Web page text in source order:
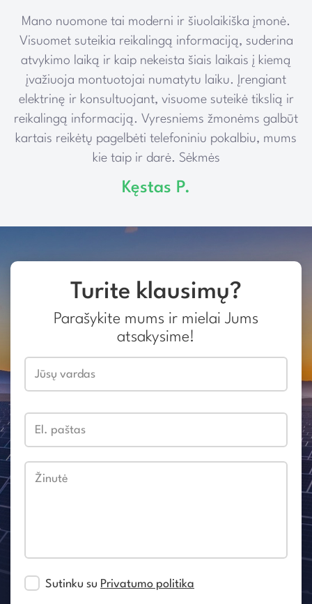
Mano nuomone tai moderni ir šiuolaikiška įmonė.
Visuomet suteikia reikalingą informaciją, suderina
atvykimo laiką ir kaip nekeista šiais laikais į kiemą
įvažiuoja montuotojai numatytu laiku. Įrengiant
elektrinę ir konsultuojant, visuome suteikė tikslią ir
reikalingą informaciją. Vyresniems žmonėms galbūt
kartais reikėtų pagelbėti telefoniniu pokalbiu, mums
kie taip ir darė. Sėkmės
Kęstas P.
Turite klausimų?
Parašykite mums ir mielai Jums
atsakysime!
Jūsų vardas
El. paštas
Žinutė
Sutinku su Privatumo politika